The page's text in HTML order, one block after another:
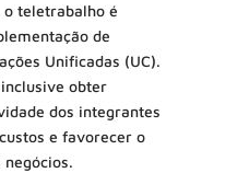
teletrabalho é
de
Unificadas (UC).
obter
dos integrantes
e favorecer o